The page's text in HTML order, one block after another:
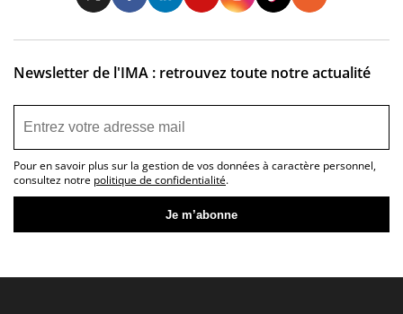
Newsletter de l'IMA : retrouvez toute notre actualité
Pour en savoir plus sur la gestion de vos données à caractère personnel,
consultez notre politique de confidentialité.